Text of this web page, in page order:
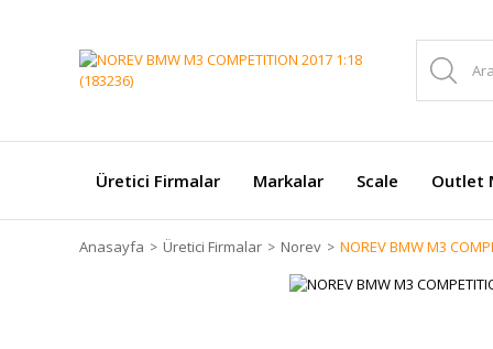
Üretici Firmalar Markalar Scale Outlet
Anasayfa Üretici Firmalar Norev NOREV BMW M3